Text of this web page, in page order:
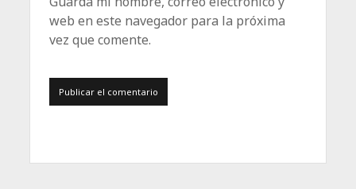
web en este navegador para la próxima
vez que comente.